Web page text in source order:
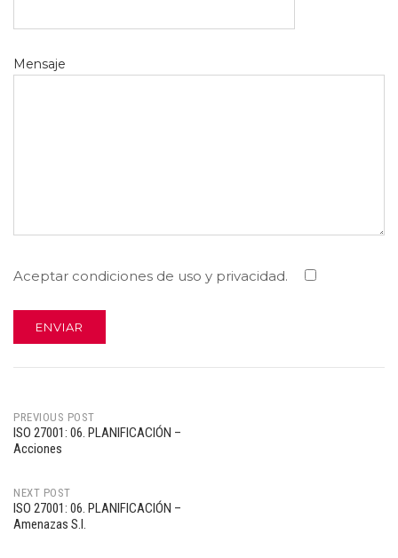
Mensaje
Aceptar condiciones de uso y privacidad.
Post
navigation
PREVIOUS POST
ISO 27001: 06. PLANIFICACIÓN –
Acciones
NEXT POST
ISO 27001: 06. PLANIFICACIÓN –
Amenazas S.I.